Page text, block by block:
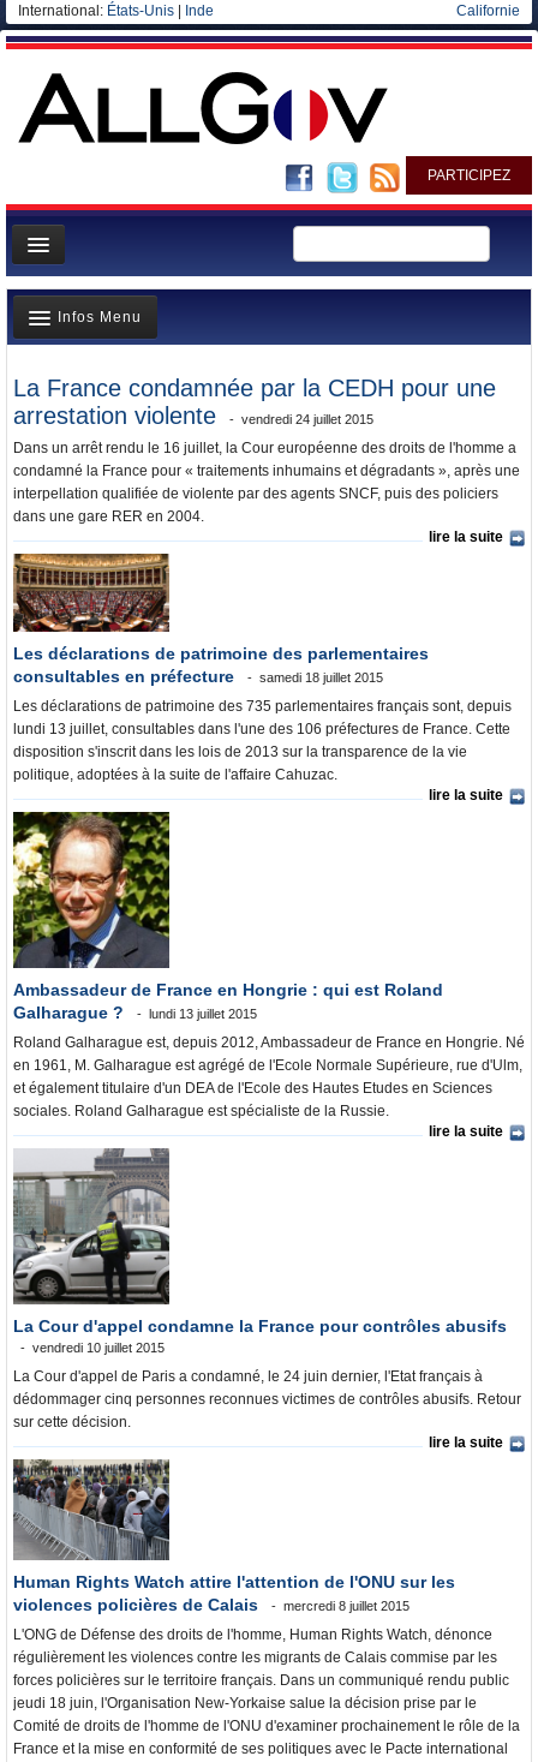
International: États-Unis Inde Californie
PARTICIPEZ
Page d'accueil
Infos
Ministères/Directions
Blog
Elections européennes
Infos Menu
Elections européennes
A la Une
Polémiques
Où va l’argent?
La France et le Monde
La France condamnée par la CEDH pour une
arrestation violente
vendredi 24 juillet 2015
Dans un arrêt rendu le 16 juillet, la Cour européenne des droits de l'homme a
condamné la France pour « traitements inhumains et dégradants », après une
interpellation qualifiée de violente par des agents SNCF, puis des policiers
dans une gare RER en 2004.
lire la suite
Les déclarations de patrimoine des parlementaires
consultables en préfecture
samedi 18 juillet 2015
Les déclarations de patrimoine des 735 parlementaires français sont, depuis
lundi 13 juillet, consultables dans l'une des 106 préfectures de France. Cette
disposition s'inscrit dans les lois de 2013 sur la transparence de la vie
politique, adoptées à la suite de l'affaire Cahuzac.
lire la suite
Ambassadeur de France en Hongrie : qui est Roland
Galharague ?
lundi 13 juillet 2015
Roland Galharague est, depuis 2012, Ambassadeur de France en Hongrie. Né
en 1961, M. Galharague est agrégé de l'Ecole Normale Supérieure, rue d'Ulm,
et également titulaire d'un DEA de l'Ecole des Hautes Etudes en Sciences
sociales. Roland Galharague est spécialiste de la Russie.
lire la suite
La Cour d'appel condamne la France pour contrôles abusifs
vendredi 10 juillet 2015
La Cour d'appel de Paris a condamné, le 24 juin dernier, l'Etat français à
dédommager cinq personnes reconnues victimes de contrôles abusifs. Retour
sur cette décision.
lire la suite
Human Rights Watch attire l'attention de l'ONU sur les
violences policières de Calais
mercredi 8 juillet 2015
L'ONG de Défense des droits de l'homme, Human Rights Watch, dénonce
régulièrement les violences contre les migrants de Calais commise par les
forces policières sur le territoire français. Dans un communiqué rendu public
jeudi 18 juin, l'Organisation New-Yorkaise salue la décision prise par le
Comité de droits de l'homme de l'ONU d'examiner prochainement le rôle de la
France et la mise en conformité de ses politiques avec le Pacte international